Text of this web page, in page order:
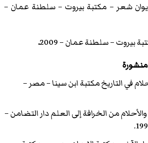
شعر – مكتبة بيروت – سلطنة عمان –
بيروت – سلطنة عمان – 2009
.
في التاريخ مكتبة ابن سينا – مصر –
والأحلام من الخرافة إلى العلم دار التضامن –